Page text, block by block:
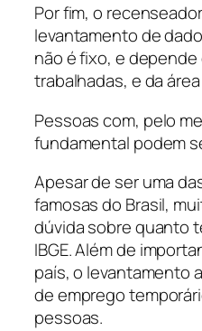
Por fim, o
levantamento de
não é fixo, e
trabalhadas, e da
Pessoas com, pelo
fundamental podem
Apesar de ser uma
famosas do Brasil,
dúvida sobre quanto
IBGE. Além de
país, o levantamento
de emprego
pessoas.